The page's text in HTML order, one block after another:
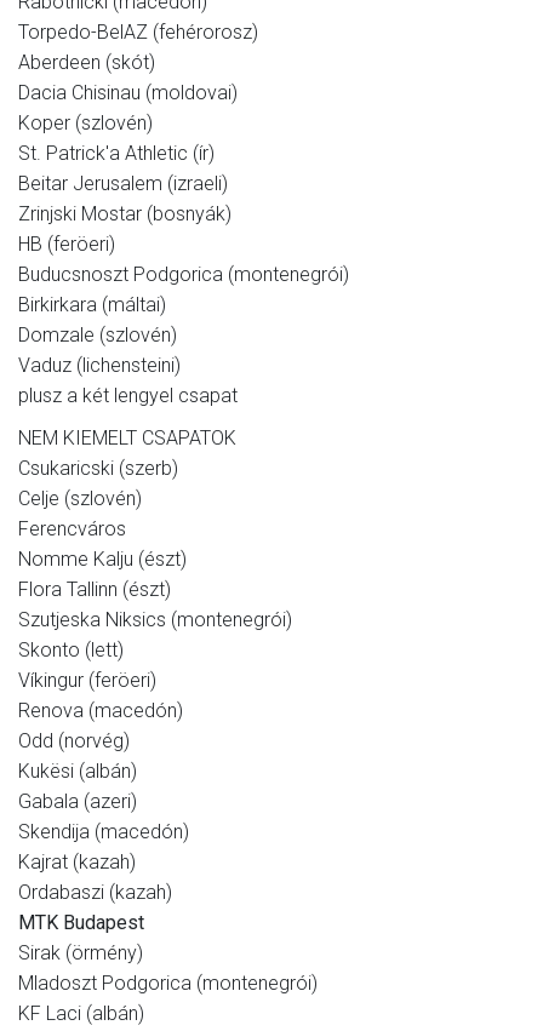
Torpedo-BelAZ (fehérorosz)
Aberdeen (skót)
Dacia Chisinau (moldovai)
Koper (szlovén)
St. Patrick'a Athletic (ír)
Beitar Jerusalem (izraeli)
Zrinjski Mostar (bosnyák)
HB (feröeri)
Buducsnoszt Podgorica (montenegrói)
Birkirkara (máltai)
Domzale (szlovén)
Vaduz (lichensteini)
plusz a két lengyel csapat
NEM KIEMELT CSAPATOK
Csukaricski (szerb)
Celje (szlovén)
Ferencváros
Nomme Kalju (észt)
Flora Tallinn (észt)
Szutjeska Niksics (montenegrói)
Skonto (lett)
Víkingur (feröeri)
Renova (macedón)
Odd (norvég)
Kukësi (albán)
Gabala (azeri)
Skendija (macedón)
Kajrat (kazah)
Ordabaszi (kazah)
MTK Budapest
Sirak (örmény)
Mladoszt Podgorica (montenegrói)
KF Laci (albán)